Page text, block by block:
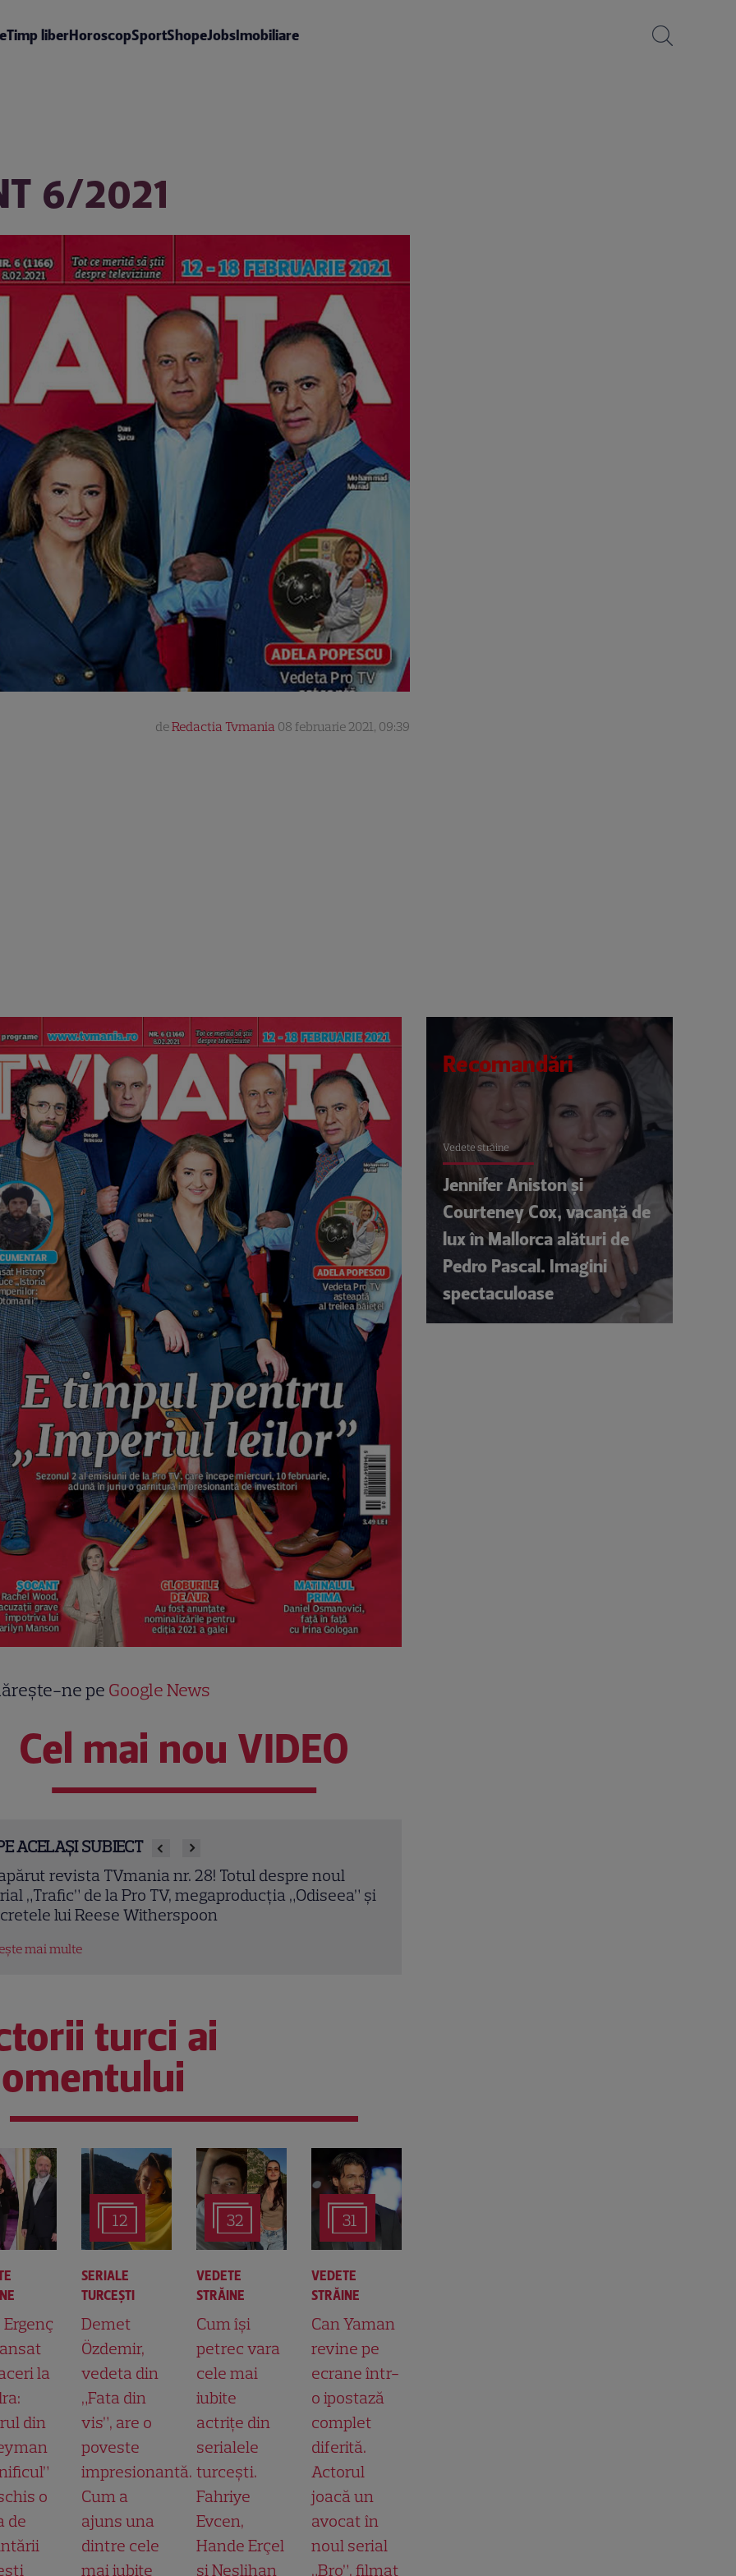
Timp liberHoroscopSportShopeJobsImobiliare
6/2021
deRedactia Tvmania 08 februarie 2021, 09:39
ne pe Google News
Cel mai nou VIDEO
ACELAȘI SUBIECT
noul număr TVmania! Florin Răducioiu aduce
Mondialului pe coperta noii ediții
turci ai
la
din
o
de
12
SERIALE
TURCEŞTI
Demet
Özdemir,
vedeta din
„Fata din
vis”, are o
poveste
impresionantă.
Cum a
ajuns una
dintre cele
mai iubite
32
VEDETE
STRĂINE
Cum își
petrec vara
cele mai
iubite
actrițe din
serialele
turcești.
Fahriye
Evcen,
Hande Erçel
și Neslihan
31
VEDETE
STRĂINE
Can Yaman
revine pe
ecrane într-
o ipostază
complet
diferită.
Actorul
joacă un
avocat în
noul serial
„Bro”, filmat
Recomandări
Vedete străine
Jennifer Aniston și
Courteney Cox, vacanță de
lux în Mallorca alături de
Pedro Pascal. Imagini
spectaculoase